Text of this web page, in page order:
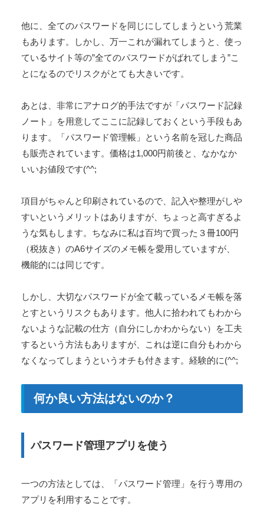
他に、全てのパスワードを同じにしてしまうという荒業
もあります。しかし、万一これが漏れてしまうと、使っ
ているサイト等の”全てのパスワードがばれてしまう”こ
とになるのでリスクがとても大きいです。
あとは、非常にアナログ的手法ですが「パスワード記録
ノート」を用意してここに記録しておくという手段もあ
ります。「パスワード管理帳」という名前を冠した商品
も販売されています。価格は1,000円前後と、なかなか
いいお値段です(^^;
項目がちゃんと印刷されているので、記入や整理がしや
すいというメリットはありますが、ちょっと高すぎるよ
うな気もします。ちなみに私は百均で買った３冊100円
（税抜き）のA6サイズのメモ帳を愛用していますが、
機能的には同じです。
しかし、大切なパスワードが全て載っているメモ帳を落
とすというリスクもあります。他人に拾われてもわから
ないような記載の仕方（自分にしかわからない）を工夫
するという方法もありますが、これは逆に自分もわから
なくなってしまうというオチも付きます。経験的に(^^;
何か良い方法はないのか？
パスワード管理アプリを使う
一つの方法としては、「パスワード管理」を行う専用の
アプリを利用することです。